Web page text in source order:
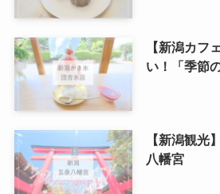
【新潟カフ
い！「季節
【新潟観光
八幡宮